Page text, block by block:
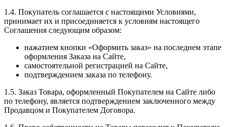
1.4. Покупатель соглашается с настоящими Условиями,
принимает их и присоединяется к условиям настоящего
Соглашения следующим образом:
нажатием кнопки «Оформить заказ» на последнем этапе
оформления Заказа на Сайте,
самостоятельной регистрацией на Сайте,
подтверждением заказа по телефону.
1.5. Заказ Товара, оформленный Покупателем на Сайте либо
по телефону, является подтверждением заключенного между
Продавцом и Покупателем Договора.